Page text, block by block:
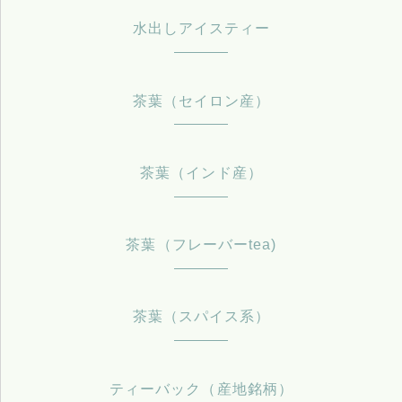
水出しアイスティー
茶葉（セイロン産）
茶葉（インド産）
茶葉（フレーバーtea)
茶葉（スパイス系）
ティーバック（産地銘柄）